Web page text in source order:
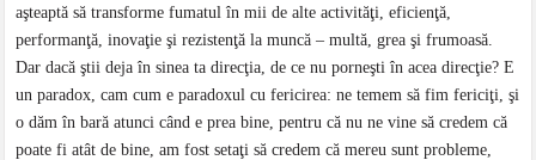
aşteaptă să transforme fumatul în mii de alte activităţi, eficienţă,
performanţă, inovaţie şi rezistenţă la muncă – multă, grea şi frumoasă.
Dar dacă ştii deja în sinea ta direcţia, de ce nu porneşti în acea direcţie? E
un paradox, cam cum e paradoxul cu fericirea: ne temem să fim fericiţi, şi
o dăm în bară atunci când e prea bine, pentru că nu ne vine să credem că
poate fi atât de bine, am fost setaţi să credem că mereu sunt probleme,